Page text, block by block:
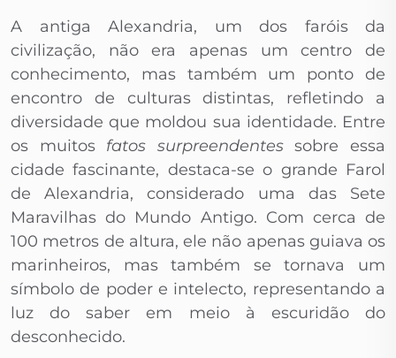
A antiga Alexandria, um dos faróis da
civilização, não era apenas um centro de
conhecimento, mas também um ponto de
encontro de culturas distintas, refletindo a
diversidade que moldou sua identidade. Entre
os muitos fatos surpreendentessobre essa
cidade fascinante, destaca-se o grande Farol
de Alexandria, considerado uma das Sete
Maravilhas do Mundo Antigo. Com cerca de
100 metros de altura, ele não apenas guiava os
marinheiros, mas também se tornava um
símbolo de poder e intelecto, representando a
luz do saber em meio à escuridão do
desconhecido.